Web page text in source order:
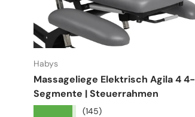
Habys
Massageliege Elektrisch Agila 4 4-
Segmente | Steuerrahmen
(145)